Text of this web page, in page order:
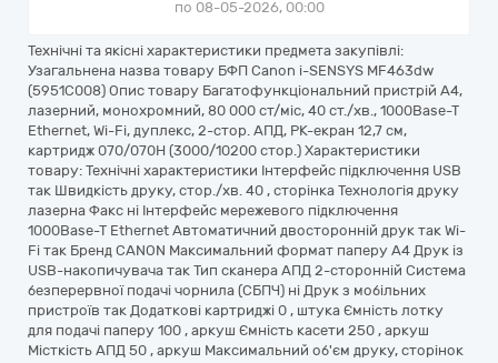
по 08-05-2026, 00:00
Технічні та якісні характеристики предмета закупівлі:
Узагальнена назва товару БФП Canon i-SENSYS MF463dw
(5951C008) Опис товару Багатофункціональний пристрій А4,
лазерний, монохромний, 80 000 ст/міс, 40 ст./хв., 1000Base-T
Ethernet, Wi-Fi, дуплекс, 2-стор. АПД, РК-екран 12,7 см,
картридж 070/070H (3000/10200 стор.) Характеристики
товару: Технічні характеристики Iнтерфейс підключення USB
так Швидкість друку, стор./хв. 40 , сторінка Технологія друку
лазерна Факс ні Iнтерфейс мережевого підключення
1000Base-T Ethernet Автоматичний двосторонній друк так Wi-
Fi так Бренд CANON Максимальний формат паперу A4 Друк із
USB-накопичувача так Тип сканера АПД 2-сторонній Система
безперервної подачі чорнила (СБПЧ) ні Друк з мобільних
пристроїв так Додаткові картриджі 0 , штука Ємність лотку
для подачі паперу 100 , аркуш Ємність касети 250 , аркуш
Місткість АПД 50 , аркуш Максимальний об'єм друку, сторінок